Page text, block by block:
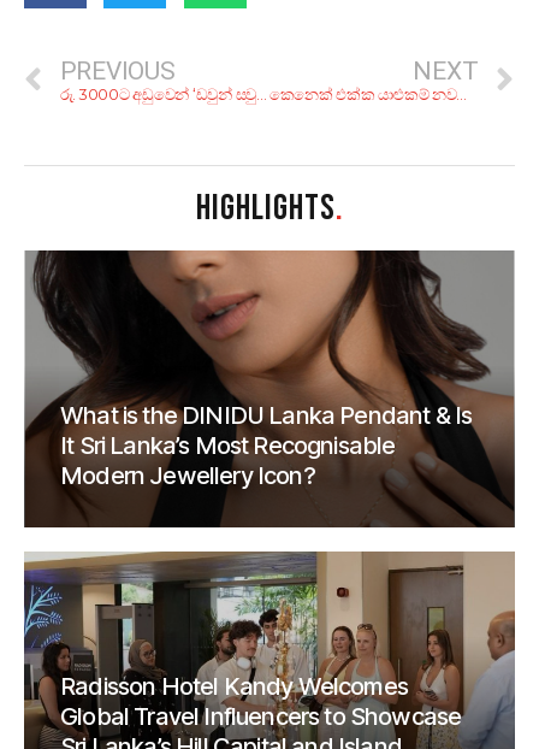
PREVIOUS
රු. 3000ට අඩුවෙන් ‘ඩවුන් සවුත්’ නිවාඩුව ගතකරන්න අපූරු නවාතැන් 6ක්
NEXT
කෙනෙක් එක්ක යාළුකම් නවත්තන්න කාලේ ඇවිත් බව පෙන්නන ලකුණු 7ක්
HIGHLIGHTS.
What is the DINIDU Lanka Pendant & Is
It Sri Lanka’s Most Recognisable
Modern Jewellery Icon?
Radisson Hotel Kandy Welcomes
Global Travel Influencers to Showcase